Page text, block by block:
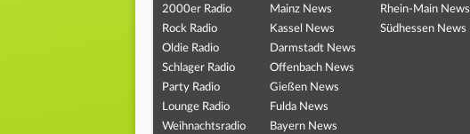
2000er Radio
Rock Radio
Oldie Radio
Schlager Radio
Party Radio
Lounge Radio
Weihnachtsradio
Mainz News
Kassel News
Darmstadt News
Offenbach News
Gießen News
Fulda News
Bayern News
Rhein-Main News
Südhessen News